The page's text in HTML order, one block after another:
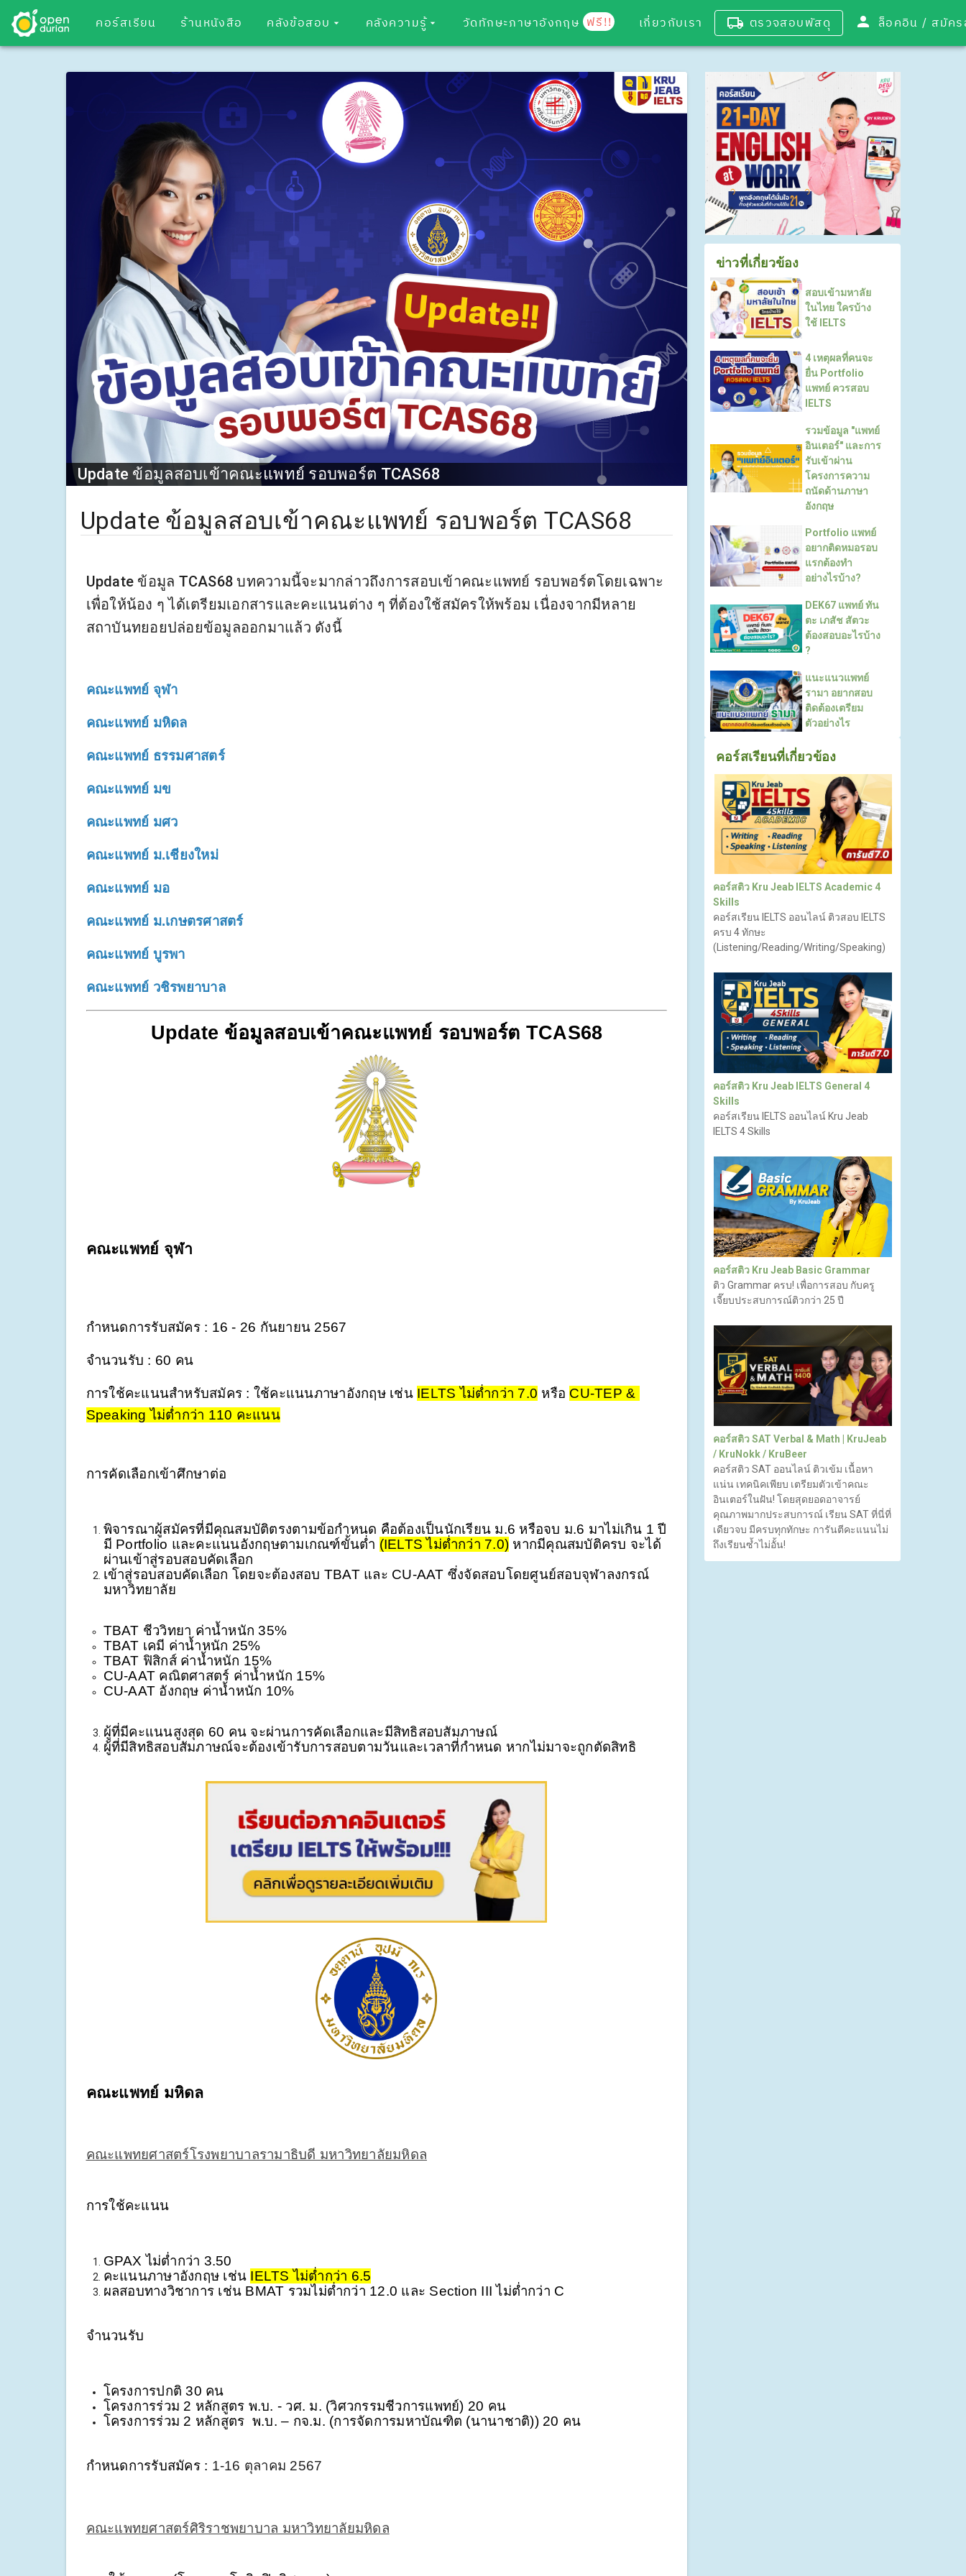
คอร์สเรียน ร้านหนังสือ คลังข้อสอบ คลังความรู้ วัดทักษะภาษาอังกฤษ ฟรี!! เกี่ยวกับเรา ตรวจสอบพัสดุ ล็อคอิน /
Update ข้อมูลสอบเข้าคณะแพทย์ รอบพอร์ต TCAS68
Update ข้อมูลสอบเข้าคณะแพทย์ รอบพอร์ต TCAS68
Update ข้อมูล TCAS68 บทความนี้จะมากล่าวถึงการสอบเข้าคณะแพทย์ รอบพอร์ตโดยเฉพาะ
เพื่อให้น้อง ๆ ได้เตรียมเอกสารและคะแนนต่าง ๆ ที่ต้องใช้สมัครให้พร้อม เนื่องจากมีหลาย
สถาบันทยอยปล่อยข้อมูลออกมาแล้ว ดังนี้
คณะแพทย์ จุฬา
คณะแพทย์ มหิดล
คณะแพทย์ ธรรมศาสตร์
คณะแพทย์ มข
คณะแพทย์ มศว
คณะแพทย์ ม.เชียงใหม่
คณะแพทย์ มอ
คณะแพทย์ ม.เกษตรศาสตร์
คณะแพทย์ บูรพา
คณะแพทย์ วชิรพยาบาล
Update ข้อมูลสอบเข้าคณะแพทย์ รอบพอร์ต TCAS68
คณะแพทย์ จุฬา
กำหนดการรับสมัคร : 16 - 26 กันยายน 2567
จำนวนรับ : 60 คน
การใช้คะแนนสำหรับสมัคร : ใช้คะแนนภาษาอังกฤษ เช่น IELTS ไม่ต่ำกว่า 7.0 หรือ CU-TEP &
Speaking ไม่ต่ำกว่า 110 คะแนน
การคัดเลือกเข้าศึกษาต่อ
พิจารณาผู้สมัครที่มีคุณสมบัติตรงตามข้อกำหนด คือต้องเป็นนักเรียน ม.6 หรือจบ ม.6 มาไม่เกิน 1 ปี
มี Portfolio และคะแนนอังกฤษตามเกณฑ์ขั้นต่ำ (IELTS ไม่ต่ำกว่า 7.0) หากมีคุณสมบัติครบ จะได้
ผ่านเข้าสู่รอบสอบคัดเลือก
เข้าสู่รอบสอบคัดเลือก โดยจะต้องสอบ TBAT และ CU-AAT ซึ่งจัดสอบโดยศูนย์สอบจุฬาลงกรณ์
มหาวิทยาลัย
TBAT ชีววิทยา ค่าน้ำหนัก 35%
TBAT เคมี ค่าน้ำหนัก 25%
TBAT ฟิสิกส์ ค่าน้ำหนัก 15%
CU-AAT คณิตศาสตร์ ค่าน้ำหนัก 15%
CU-AAT อังกฤษ ค่าน้ำหนัก 10%
ผู้ที่มีคะแนนสูงสุด 60 คน จะผ่านการคัดเลือกและมีสิทธิสอบสัมภาษณ์
ผู้ที่มีสิทธิสอบสัมภาษณ์จะต้องเข้ารับการสอบตามวันและเวลาที่กำหนด หากไม่มาจะถูกตัดสิทธิ
คณะแพทย์ มหิดล
คณะแพทยศาสตร์โรงพยาบาลรามาธิบดี มหาวิทยาลัยมหิดล
การใช้คะแนน
GPAX ไม่ต่ำกว่า 3.50
คะแนนภาษาอังกฤษ เช่น IELTS ไม่ต่ำกว่า 6.5
ผลสอบทางวิชาการ เช่น BMAT รวมไม่ต่ำกว่า 12.0 และ Section III ไม่ต่ำกว่า C
จำนวนรับ
โครงการปกติ 30 คน
โครงการร่วม 2 หลักสูตร พ.บ. - วศ. ม. (วิศวกรรมชีวการแพทย์) 20 คน
โครงการร่วม 2 หลักสูตร  พ.บ. – กจ.ม. (การจัดการมหาบัณฑิต (นานาชาติ)) 20 คน
กำหนดการรับสมัคร : 1-16 ตุลาคม 2567
คณะแพทยศาสตร์ศิริราชพยาบาล มหาวิทยาลัยมหิดล
ข่าวที่เกี่ยวข้อง
สอบเข้ามหาลัย
ในไทย ใครบ้าง
ใช้ IELTS
4 เหตุผลที่คนจะ
ยื่น Portfolio
แพทย์ ควรสอบ
IELTS
รวมข้อมูล "แพทย์
อินเตอร์" และการ
รับเข้าผ่าน
โครงการความ
ถนัดด้านภาษา
อังกฤษ
Portfolio แพทย์
อยากติดหมอรอบ
แรกต้องทำ
อย่างไรบ้าง?
DEK67 แพทย์ ทัน
ตะ เภสัช สัตวะ
ต้องสอบอะไรบ้าง
?
แนะแนวแพทย์
รามา อยากสอบ
ติดต้องเตรียม
ตัวอย่างไร
คอร์สเรียนที่เกี่ยวข้อง
คอร์สติว Kru Jeab IELTS Academic 4
Skills
คอร์สเรียน IELTS ออนไลน์ ติวสอบ IELTS
ครบ 4 ทักษะ
(Listening/Reading/Writing/Speaking)
คอร์สติว Kru Jeab IELTS General 4
Skills
คอร์สเรียน IELTS ออนไลน์ Kru Jeab
IELTS 4 Skills
คอร์สติว Kru Jeab Basic Grammar
ติว Grammar ครบ! เพื่อการสอบ กับครู
เจี๊ยบประสบการณ์ติวกว่า 25 ปี
คอร์สติว SAT Verbal & Math | KruJeab
/ KruNokk / KruBeer
คอร์สติว SAT ออนไลน์ ติวเข้ม เนื้อหา
แน่น เทคนิคเพียบ เตรียมตัวเข้าคณะ
อินเตอร์ในฝัน! โดยสุดยอดอาจารย์
คุณภาพมากประสบการณ์ เรียน SAT ที่นี่ที่
เดียวจบ มีครบทุกทักษะ การันตีคะแนนไม่
ถึงเรียนซ้ำไม่อั้น!